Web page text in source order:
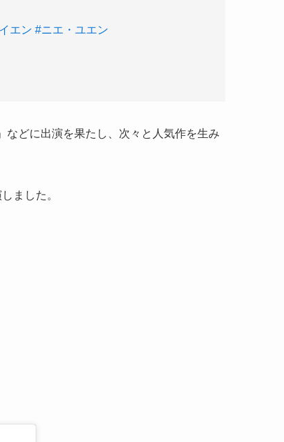
エン #ニエ・ユエン
などに出演を果たし、次々と人気作を生み
ました。